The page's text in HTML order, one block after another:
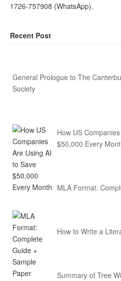
1726-757908 (WhatsApp).
Recent Post
General Prologue to The
Society
How US
$50,000 Every
MLA Format:
How to Write a
Summary of Tree